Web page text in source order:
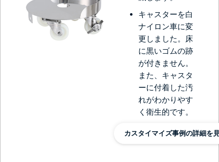
キャスターを白
ナイロン車に変
更しました。床
に黒いゴムの跡
が付きません。
また、キャスタ
ーに付着した汚
れがわかりやす
く衛生的です。
カスタイマイズ事例の詳細を